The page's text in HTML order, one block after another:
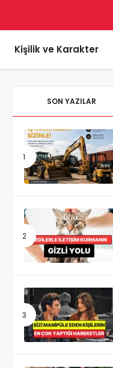
Kişilik ve Karakter
SON YAZILAR